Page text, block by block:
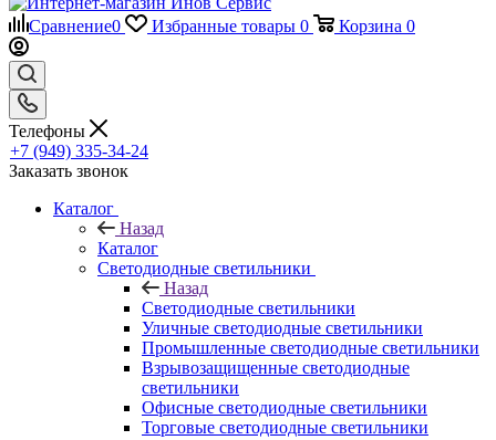
Сравнение0 Избранные товары 0 Корзина 0
Телефоны
+7 (949) 335-34-24
Заказать звонок
Каталог
Назад
Каталог
Светодиодные светильники
Назад
Светодиодные светильники
Уличные светодиодные светильники
Промышленные светодиодные светильники
Взрывозащищенные светодиодные
светильники
Офисные светодиодные светильники
Торговые светодиодные светильники